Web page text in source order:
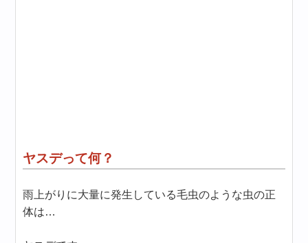
ヤスデって何？
雨上がりに大量に発生している毛虫のような虫の正
体は…